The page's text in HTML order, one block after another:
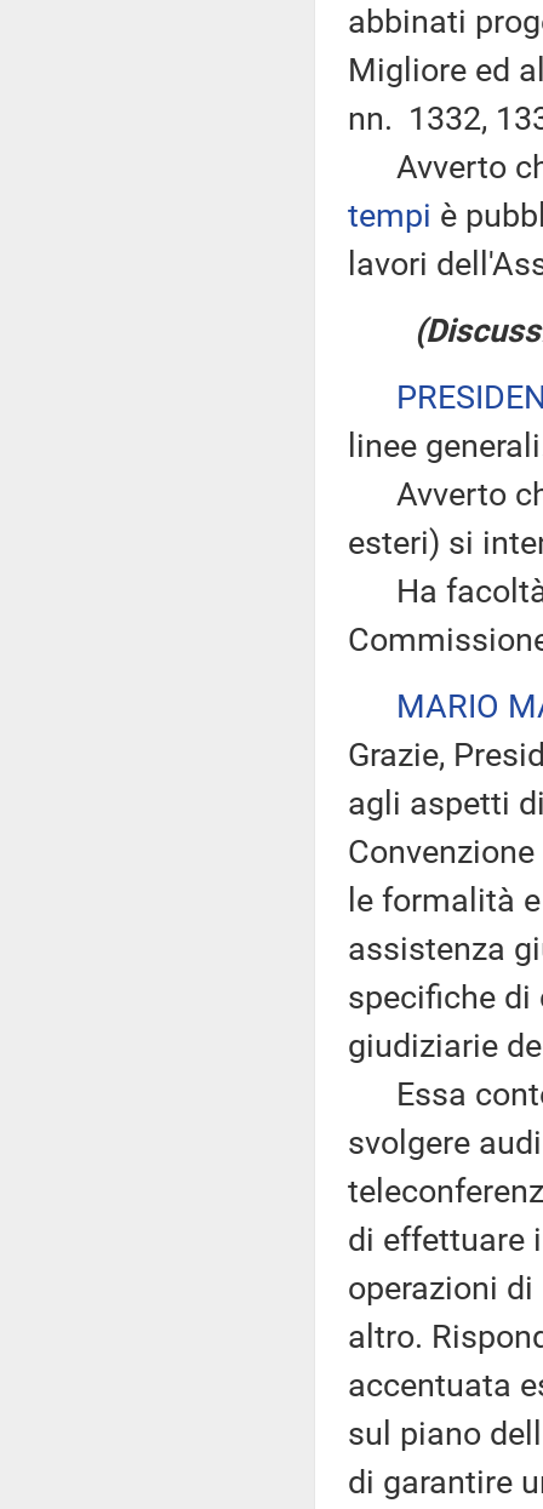
abbinati
Migliore ed
nn. 1332,
Avverto
tempi è
lavori
linee
Avverto
esteri) si
Ha facoltà
MARIO
Grazie,
agli aspetti
le formalità
assistenza
specifiche di
giudiziarie
Essa
svolgere
di effettuare
operazioni
altro.
accentuata
sul piano
di garantire